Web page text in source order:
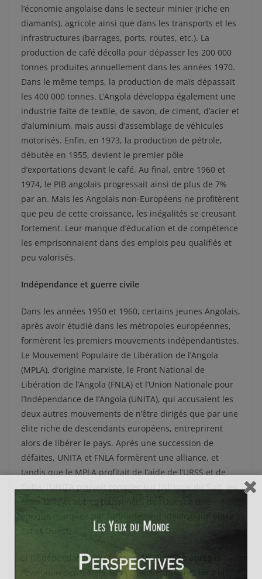
l’économie angolaise dans le secteur minier (riche en
diamants), agricole ainsi que dans les transports et les
infrastructures (barrages, ports, routes, etc.). La
production de café décolla pour dépasser les 200 000
tonnes produites annuellement dans les années 1970.
Dans le même temps, la production de maïs dépassait
les 400 000 tonnes. L’Angola développa également une
industrie faite de textile, de savon, de ciment, d’acier et
d’aluminium, mais aussi d’assemblage de véhicules
motorisés. Enfin, en 1973, la production de pétrole,
débutée en 1955, devient le premier pôle
d’exportations devant le café. Au final, entre 1960 et
1974, le PIB angolais progressait ainsi de plus de 7%
par an. Mais les Angolais non-Européens ne profitèrent
que peu de cette croissance, les inégalités se creusant
fortement. Leur manque d’éducation et de compétence
les emprisonnaient dans des emplois peu qualifiés et
peu valorisés.
Indépendance et guerre civile
Dans les années 1950 et 1960, certains jeunes Angolais,
après avoir étudié dans les métropoles européennes,
formèrent les premiers mouvements indépendantistes.
Le Mouvement Populaire de Libération de l’Angola
(MPLA), d’origine marxiste, le Front National de
Libération de l’Angola (FNLA) et l’Union Nationale pour
l’Indépendance de l’Angola (UNITA), qui accusaient les
deux autres mouvements de n’être dirigés que par une
élite riche de descendants européens, entreprirent
alors de libérer le pays. Après une succession de
défaites, UNITA et FNLA formèrent une alliance, et
tandis que le MPLA profitait de l’aide de l’URSS et de
Cuba, l’UNITA pouvait compter sur l’Afrique du Sud, les
Etats-Unis et autres puissances de l’Ouest à une
époque marquée par l’affrontement idéologique entre
Est et Ouest.
Si l’indépendance intervint en 1975, un an après la
révolution des Œillets au Portugal et qui met fin à la